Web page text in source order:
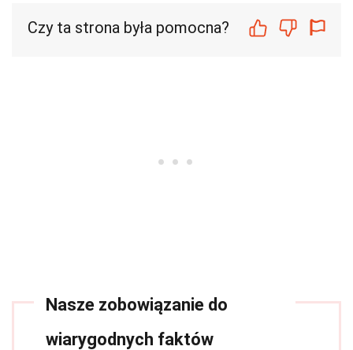
Czy ta strona była pomocna?
Nasze zobowiązanie do
wiarygodnych faktów